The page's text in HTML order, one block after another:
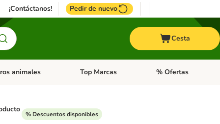
¡Contáctanos! Pedir de nuevo
Cesta
y +
de categoria abierto: Pájaros
animales Menú de categoria abierto: Otros animales
Top Marcas Menú de categoria
% Ofertas
% Descuentos disponibles